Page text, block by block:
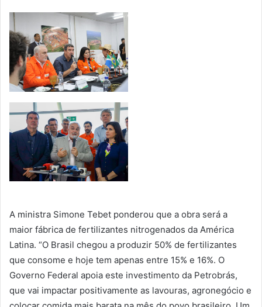
A ministra Simone Tebet ponderou que a obra será a
maior fábrica de fertilizantes nitrogenados da América
Latina. “O Brasil chegou a produzir 50% de fertilizantes
que consome e hoje tem apenas entre 15% e 16%. O
Governo Federal apoia este investimento da Petrobrás,
que vai impactar positivamente as lavouras, agronegócio e